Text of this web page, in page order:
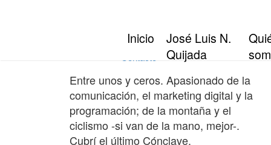
Inicio
José Luis N.
Quijada
José Luis N. Quijada
Quiénes somos
Entre unos y ceros. Apasionado de la
comunicación, el marketing digital y la
programación; de la montaña y el
ciclismo -si van de la mano, mejor-.
Cubrí el último Cónclave.